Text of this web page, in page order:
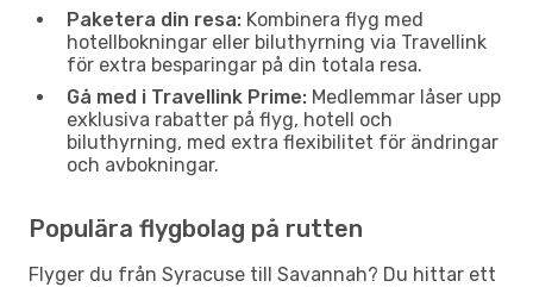
Paketera din resa: Kombinera flyg med
hotellbokningar eller biluthyrning via Travellink
för extra besparingar på din totala resa.
Gå med i Travellink Prime: Medlemmar låser upp
exklusiva rabatter på flyg, hotell och
biluthyrning, med extra flexibilitet för ändringar
och avbokningar.
Populära flygbolag på rutten
Flyger du från Syracuse till Savannah? Du hittar ett